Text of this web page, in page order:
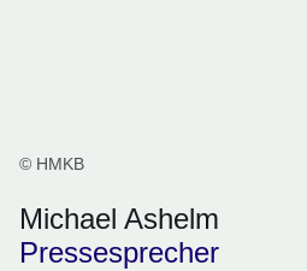
© HMKB
Michael Ashelm
Pressesprecher